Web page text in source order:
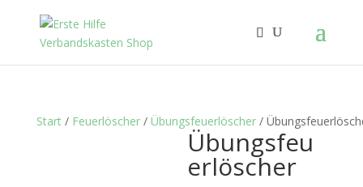
Start/ Feuerlöscher/ Übungsfeuerlöscher/
Übungsfeu
erlöscher